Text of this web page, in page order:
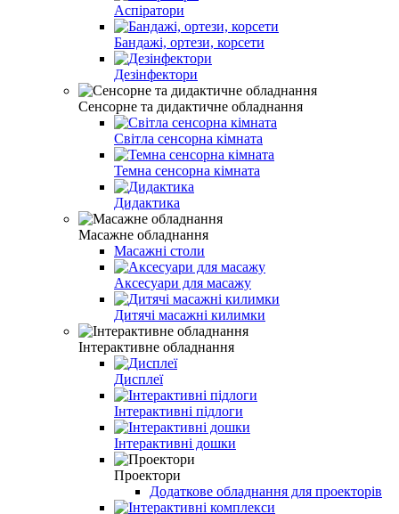
Аспіратори
Бандажі, ортези, корсети
Дезінфектори
Сенсорне та дидактичне обладнання
Світла сенсорна кімната
Темна сенсорна кімната
Дидактика
Масажне обладнання
Масажні столи
Аксесуари для масажу
Дитячі масажні килимки
Інтерактивне обладнання
Дисплеї
Інтерактивні підлоги
Інтерактивні дошки
Проектори
Додаткове обладнання для проекторів